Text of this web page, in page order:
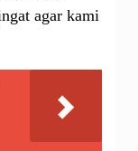
agar kami